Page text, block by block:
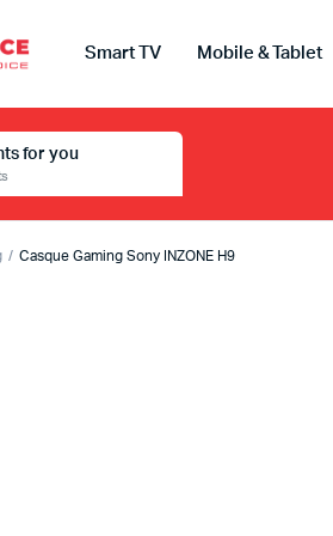
Smart TV Mobile & Tablet
for you
Casque Gaming Sony INZONE H9